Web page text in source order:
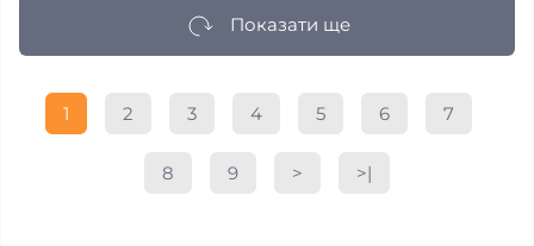
Показати ще
1 2 3 4 5 6 7
8 9 > >|